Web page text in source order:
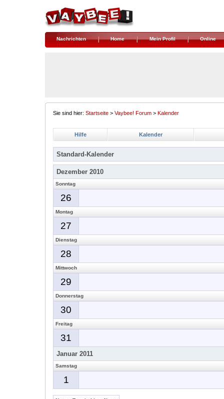
Nachrichten Home Mein Profil Online
Sie sind hier: Startseite > Vaybee! Forum > Kalender
Hilfe Kalender
Standard-Kalender
Dezember 2010
Sonntag
26
Montag
27
Dienstag
28
Mittwoch
29
Donnerstag
30
Freitag
31
Januar 2011
Samstag
1